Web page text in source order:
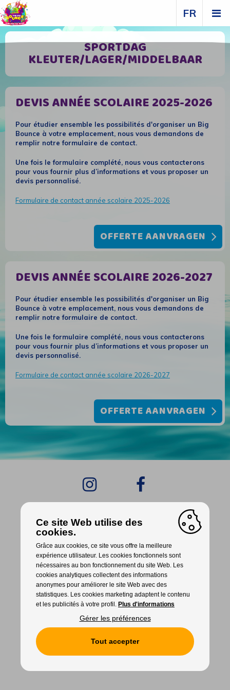
FR
SPORTDAG
KLEUTER/LAGER/MIDDELBAAR
DEVIS ANNÉE SCOLAIRE 2025-2026
Pour étudier ensemble les possibilités d'organiser un Big
Bounce à votre emplacement, nous vous demandons de
remplir notre formulaire de contact.
Une fois le formulaire complété, nous vous contacterons
pour vous fournir plus d’informations et vous proposer un
devis personnalisé.
Formulaire de contact année scolaire 2025-2026
OFFERTE AANVRAGEN
DEVIS ANNÉE SCOLAIRE 2026-2027
Pour étudier ensemble les possibilités d'organiser un Big
Bounce à votre emplacement, nous vous demandons de
remplir notre formulaire de contact.
Une fois le formulaire complété, nous vous contacterons
pour vous fournir plus d’informations et vous proposer un
devis personnalisé.
Formulaire de contact année scolaire 2026-2027
OFFERTE AANVRAGEN
INFO
PARTENAIRES
CONTACT
Ce site Web utilise des
cookies.
Grâce aux cookies, ce site vous offre la meilleure
expérience utilisateur. Les cookies fonctionnels sont
nécessaires au bon fonctionnement du site Web. Les
cookies analytiques collectent des informations
anonymes pour améliorer le site Web avec des
statistiques. Les cookies marketing adaptent le contenu
et les publicités à votre profil. Plus d'informations
Gérer les préférences
Tout accepter